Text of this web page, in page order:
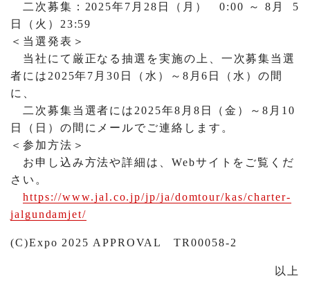
二次募集：2025年7月28日（月） 0:00 ～ 8月 5
日（火）23:59
＜当選発表＞
当社にて厳正なる抽選を実施の上、一次募集当選
者には2025年7月30日（水）～8月6日（水）の間
に、
二次募集当選者には2025年8月8日（金）～8月10
日（日）の間にメールでご連絡します。
＜参加方法＞
お申し込み方法や詳細は、Webサイトをご覧くだ
さい。
https://www.jal.co.jp/jp/ja/domtour/kas/charter-
jalgundamjet/
(C)Expo 2025 APPROVAL TR00058-2
以上